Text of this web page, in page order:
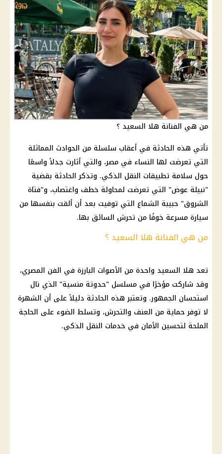
من هي الفنانة هلا السعيد ؟
تأتي هذه الحادثة في أعقاب سلسلة من الحوادث المماثلة
التي تعرضت لها النساء في مصر، والتي أثارت جدلاً واسعًا
حول سلامة تطبيقات النقل الذكي. وتذكر الحادثة بقضية
"نبيلة عوض" التي تعرضت لمحاولة خطف واغتصاب، و"فتاة
الشروق" حبيبة الشماع التي توفيت بعد أن ألقت بنفسها من
سيارة مسرعة خوفًا من تحرش السائق بها.
من هي الفنانة هلا السعيد ؟
تعد هلا السعيد واحدة من الأصوات البارزة في الفن المصري،
وقد شاركت مؤخرًا في مسلسل "حدوتة منسية" الذي نال
استحسان الجمهور. وتعتبر هذه الحادثة دليلاً على أن الشهرة
لا توفر حماية من العنف والتحرش، وتسلط الضوء على الحاجة
الملحة لتحسين الأمان في خدمات النقل الذكي.